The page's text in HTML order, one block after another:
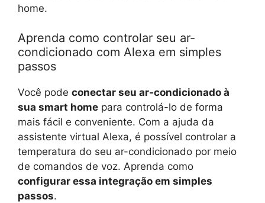
home.
Aprenda como controlar seu ar-
condicionado com Alexa em simples
passos
Você pode conectar seu ar-condicionado à
sua smart home para controlá-lo de forma
mais fácil e conveniente. Com a ajuda da
assistente virtual Alexa, é possível controlar a
temperatura do seu ar-condicionado por meio
de comandos de voz. Aprenda como
configurar essa integração em simples
passos.